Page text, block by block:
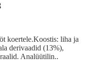
koertele.Koostis: liha ja
derivaadid (13%),
Analüütilin..